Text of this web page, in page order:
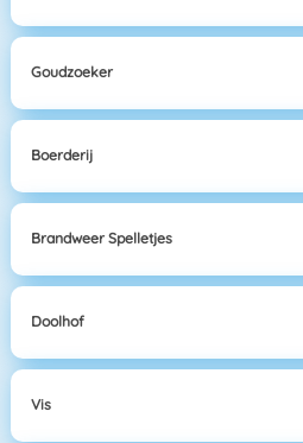
Goudzoeker
Boerderij
Brandweer Spelletjes
Doolhof
Vis